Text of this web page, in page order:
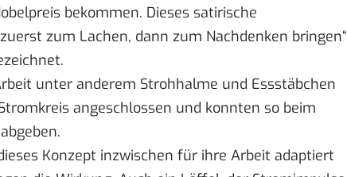
bekommen. Dieses satirische
zum Lachen, dann zum Nachdenken bringen“
unter anderem Strohhalme und Essstäbchen
angeschlossen und konnten so beim
Konzept inzwischen für ihre Arbeit adaptiert